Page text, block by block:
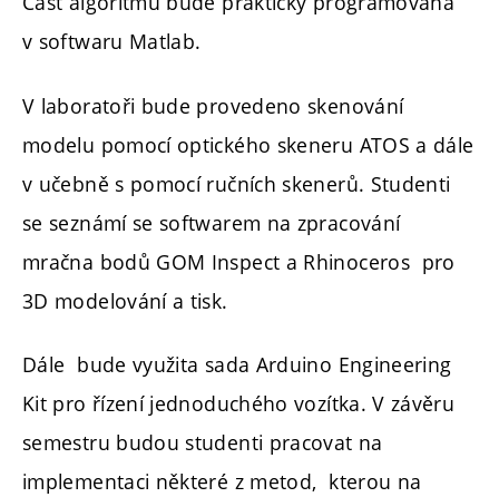
v softwaru Matlab.
V laboratoři bude provedeno skenování
modelu pomocí optického skeneru ATOS a dále
v učebně s pomocí ručních skenerů. Studenti
se seznámí se softwarem na zpracování
mračna bodů GOM Inspect a Rhinoceros pro
3D modelování a tisk.
Dále bude využita sada Arduino Engineering
Kit pro řízení jednoduchého vozítka. V závěru
semestru budou studenti pracovat na
implementaci některé z metod, kterou na